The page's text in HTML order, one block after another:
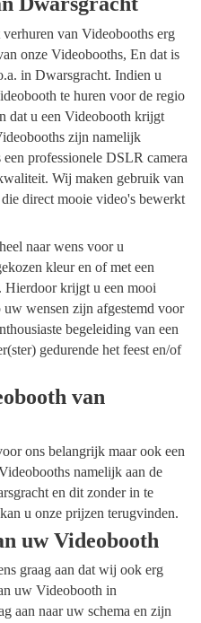
van Videobooths erg
onze Videobooths, En dat is
in Dwarsgracht. Indien u
te huren voor de regio
dat u een Videobooth krijgt
zijn namelijk
professionele DSLR camera
Wij maken gebruik van
direct mooie video's bewerkt
naar wens voor u
kleur en of met een
Hierdoor krijgt u een mooi
uw wensen zijn afgestemd voor
begeleiding van een
gedurende het feest en/of
van
ons belangrijk maar ook een
namelijk aan de
en dit zonder in te
u onze prijzen terugvinden.
uw Videobooth
graag aan dat wij ook erg
uw Videobooth in
aan naar uw schema en zijn